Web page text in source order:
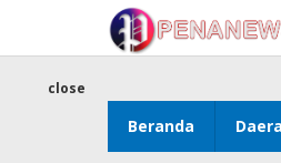
content
Beranda
close